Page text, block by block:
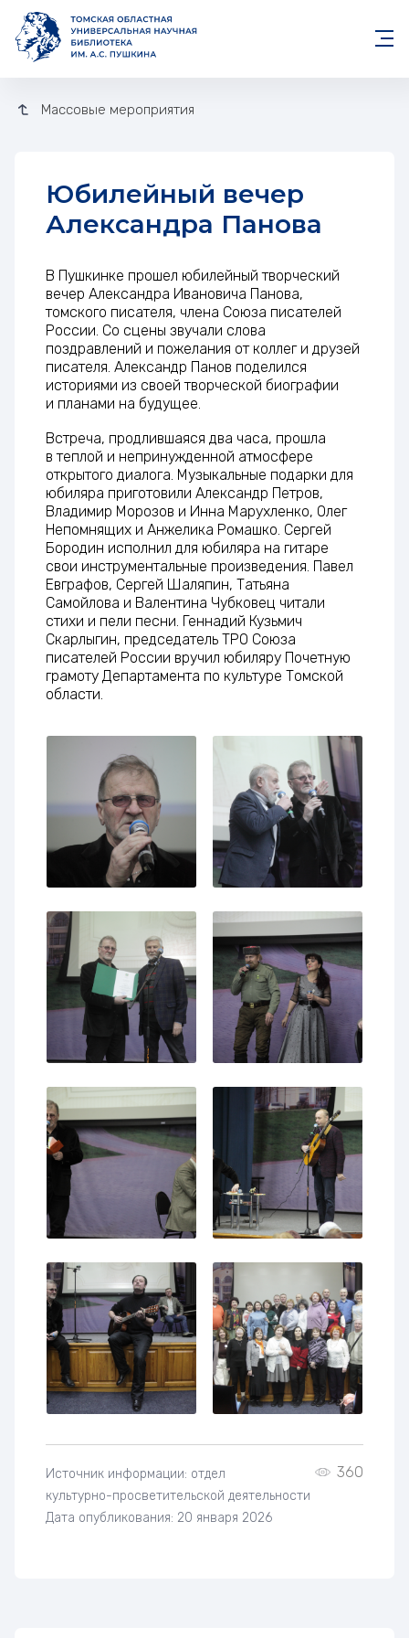
Массовые мероприятия
Юбилейный вечер
Александра Панова
Юбилейный вечер
В Пушкинке прошел юбилейный творческий
вечер Александра Ивановича Панова,
томского писателя, члена Союза писателей
России. Со сцены звучали слова
поздравлений и пожелания от коллег и друзей
писателя. Александр Панов поделился
историями из своей творческой биографии
и планами на будущее.
Встреча, продлившаяся два часа, прошла
в теплой и непринужденной атмосфере
открытого диалога. Музыкальные подарки для
юбиляра приготовили Александр Петров,
Владимир Морозов и Инна Марухленко, Олег
Непомнящих и Анжелика Ромашко. Сергей
Бородин исполнил для юбиляра на гитаре
свои инструментальные произведения. Павел
Евграфов, Сергей Шаляпин, Татьяна
Самойлова и Валентина Чубковец читали
стихи и пели песни. Геннадий Кузьмич
Скарлыгин, председатель ТРО Союза
писателей России вручил юбиляру Почетную
грамоту Департамента по культуре Томской
области.
360
Источник информации: отдел
культурно-просветительской деятельности
Дата опубликования: 20 января 2026